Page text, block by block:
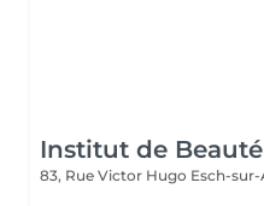
Institut de
83, Rue Victor Hugo Esch-sur-